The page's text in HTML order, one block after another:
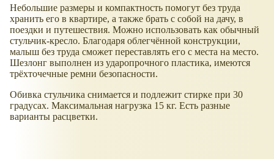
Небольшие размеры и компактность помогут без труда
хранить его в квартире, а также брать с собой на дачу, в
поездки и путешествия. Можно использовать как обычный
стульчик-кресло. Благодаря облегчённой конструкции,
малыш без труда сможет переставлять его с места на место.
Шезлонг выполнен из ударопрочного пластика, имеются
трёхточечные ремни безопасности.
Обивка стульчика снимается и подлежит стирке при 30
градусах. Максимальная нагрузка 15 кг. Есть разные
варианты расцветки.